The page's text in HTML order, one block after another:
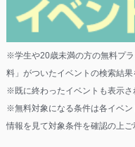
※学生や20歳未満の方の無料プ
料」がついたイベントの検索結果
※既に終わったイベントも表示さ
※無料対象になる条件は各イベ
情報を見て対象条件を確認の上ご